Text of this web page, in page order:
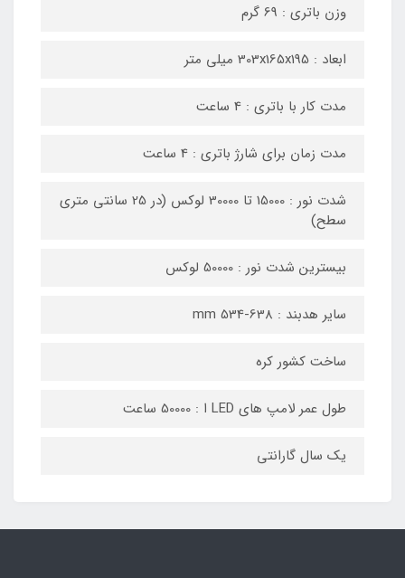
وزن باتری : 69 گرم
ابعاد : 303x165x195 میلی متر
مدت کار با باتری : 4 ساعت
مدت زمان برای شارژ باتری : 4 ساعت
شدت نور : 15000 تا 30000 لوکس (در 25 سانتی متری
سطح)
بیسترین شدت نور : 50000 لوکس
سایر هدبند : mm 534-638
ساخت کشور کره
طول عمر لامپ های LED ا : 50000 ساعت
یک سال گارانتی